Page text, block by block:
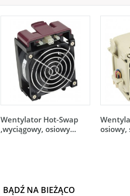
Wentylator Hot-Swap
,wyciągowy, osiowy...
osiowy,
BĄDŹ NA BIEŻĄCO